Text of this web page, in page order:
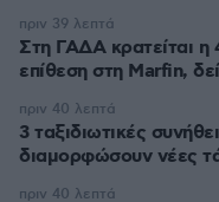
Στη ΓΑΔΑ κρατείται η
επίθεση στη Marfin,
πριν 39 λεπτά
3 ταξιδιωτικές
διαμορφώσουν νέες
πριν 40 λεπτά
πριν 40 λεπτά